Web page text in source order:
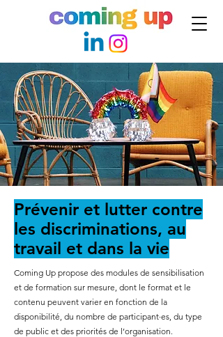
Prévenir et lutter contre
les discriminations, au
travail et dans la vie
Coming Up propose des modules de sensibilisation
et de formation sur mesure, dont le format et le
contenu peuvent varier en fonction de la
disponibilité, du nombre de participant·es, du type
de public et des priorités de l’organisation.